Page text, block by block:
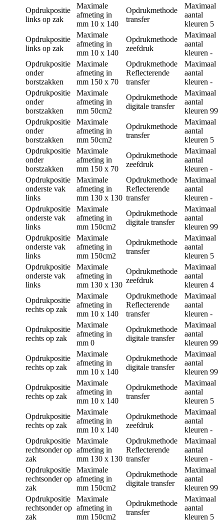
Opdrukpositie
links op zak
Maximale
afmeting in
mm 10 x 140
Opdrukmethode
transfer
Maximaal
aantal
kleuren 5
Opdrukpositie
links op zak
Maximale
afmeting in
mm 10 x 140
Opdrukmethode
zeefdruk
Maximaal
aantal
kleuren -
Opdrukpositie
onder
borstzakken
Maximale
afmeting in
mm 150 x 70
Opdrukmethode
Reflecterende
transfer
Maximaal
aantal
kleuren -
Opdrukpositie
onder
borstzakken
Maximale
afmeting in
mm 50cm2
Opdrukmethode
digitale transfer
Maximaal
aantal
kleuren 99
Opdrukpositie
onder
borstzakken
Maximale
afmeting in
mm 50cm2
Opdrukmethode
transfer
Maximaal
aantal
kleuren 5
Opdrukpositie
onder
borstzakken
Maximale
afmeting in
mm 150 x 70
Opdrukmethode
zeefdruk
Maximaal
aantal
kleuren -
Opdrukpositie
onderste vak
links
Maximale
afmeting in
mm 130 x 130
Opdrukmethode
Reflecterende
transfer
Maximaal
aantal
kleuren -
Opdrukpositie
onderste vak
links
Maximale
afmeting in
mm 150cm2
Opdrukmethode
digitale transfer
Maximaal
aantal
kleuren 99
Opdrukpositie
onderste vak
links
Maximale
afmeting in
mm 150cm2
Opdrukmethode
transfer
Maximaal
aantal
kleuren 5
Opdrukpositie
onderste vak
links
Maximale
afmeting in
mm 130 x 130
Opdrukmethode
zeefdruk
Maximaal
aantal
kleuren 4
Opdrukpositie
rechts op zak
Maximale
afmeting in
mm 10 x 140
Opdrukmethode
Reflecterende
transfer
Maximaal
aantal
kleuren -
Opdrukpositie
rechts op zak
Maximale
afmeting in
mm 0
Opdrukmethode
digitale transfer
Maximaal
aantal
kleuren 99
Opdrukpositie
rechts op zak
Maximale
afmeting in
mm 10 x 140
Opdrukmethode
digitale transfer
Maximaal
aantal
kleuren 99
Opdrukpositie
rechts op zak
Maximale
afmeting in
mm 10 x 140
Opdrukmethode
transfer
Maximaal
aantal
kleuren 5
Opdrukpositie
rechts op zak
Maximale
afmeting in
mm 10 x 140
Opdrukmethode
zeefdruk
Maximaal
aantal
kleuren -
Opdrukpositie
rechtsonder op
zak
Maximale
afmeting in
mm 130 x 130
Opdrukmethode
Reflecterende
transfer
Maximaal
aantal
kleuren -
Opdrukpositie
rechtsonder op
zak
Maximale
afmeting in
mm 150cm2
Opdrukmethode
digitale transfer
Maximaal
aantal
kleuren 99
Opdrukpositie
rechtsonder op
zak
Maximale
afmeting in
mm 150cm2
Opdrukmethode
transfer
Maximaal
aantal
kleuren 5